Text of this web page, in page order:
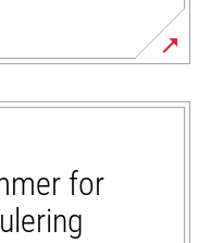
for